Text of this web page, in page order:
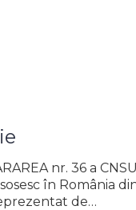
nr. 36 a
în România
de…